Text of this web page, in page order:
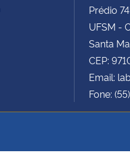
Prédio
UFSM -
Santa
CEP:
Email:
Fone: